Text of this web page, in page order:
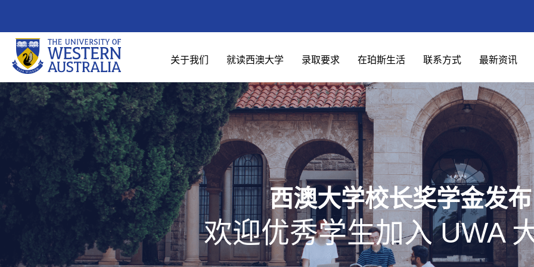
关于我们 就读西澳大学 录取要求 在珀斯生活 联系方式 最新资讯
西澳大学校长奖学金发布
欢迎优秀学生加入 UWA